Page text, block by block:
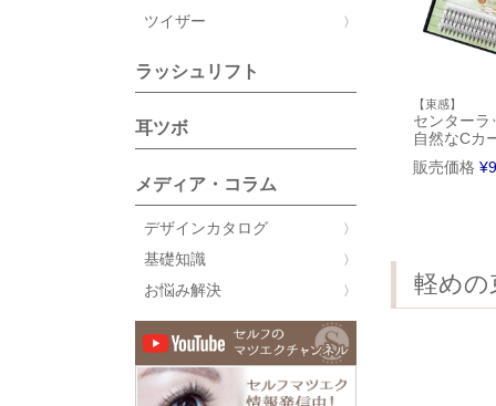
ツイザー
ラッシュリフト
耳ツボ
メディア・コラム
デザインカタログ
基礎知識
お悩み解決
【束感】
センターラ
自然なCカ
販売価格 ¥
軽め